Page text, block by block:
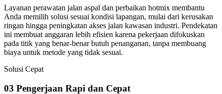
Layanan perawatan jalan aspal dan perbaikan hotmix membantu
Anda memilih solusi sesuai kondisi lapangan, mulai dari kerusakan
ringan hingga peningkatan akses jalan kawasan industri. Pendekatan
ini membuat anggaran lebih efisien karena pekerjaan difokuskan
pada titik yang benar-benar butuh penanganan, tanpa membuang
biaya untuk metode yang tidak sesuai.
Solusi Cepat
03 Pengerjaan Rapi dan Cepat